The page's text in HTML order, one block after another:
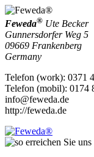
Feweda® Ute Becker
Gunnersdorfer Weg 5
09669 Frankenberg
Germany
Telefon (work): 0371
Telefon (mobil): 0174
info@feweda.de
http://feweda.de